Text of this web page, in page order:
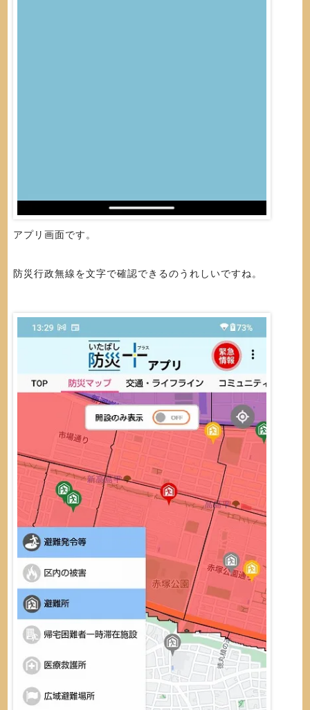
アプリ画面です。
防災行政無線を文字で確認できるのうれしいですね。